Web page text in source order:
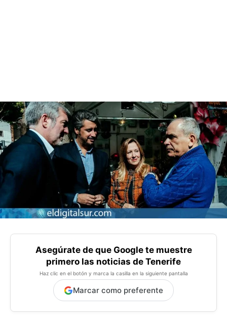
Asegúrate de que Google te muestre
primero las noticias de Tenerife
Haz clic en el botón y marca la casilla en la siguiente pantalla
Marcar como preferente